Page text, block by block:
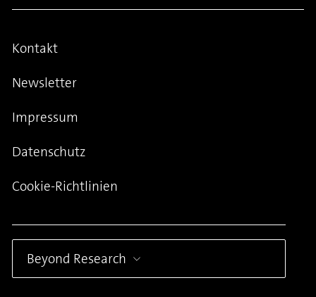
Kontakt
Newsletter
Impressum
Datenschutz
Cookie-Richtlinien
Beyond Research